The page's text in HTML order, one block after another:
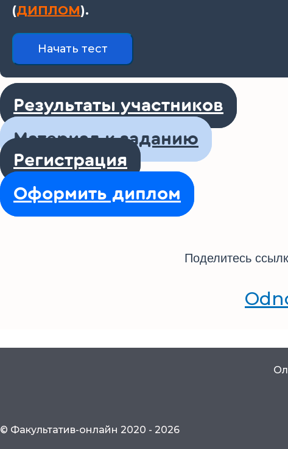
(ДИПЛОМ).
Результаты участников
Материал к заданию
Регистрация
Оформить диплом
Поделитесь
© Факультатив-онлайн 2020 - 2026